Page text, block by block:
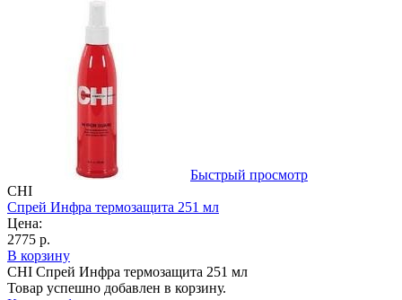
Быстрый просмотр
CHI
Спрей Инфра термозащита 251 мл
Цена:
2775 р.
В корзину
CHI Спрей Инфра термозащита 251 мл
Товар успешно добавлен в корзину.